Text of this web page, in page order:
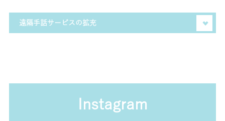
キングチームを作り議論を進めてきました。
いや肢体不自由のために読書が困難な方がいます。デイジー
図書やオーディオブックなど音声によって様々な書籍を読む
遠隔手話サービスの拡充
Instagram